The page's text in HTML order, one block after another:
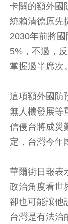
卡關的額外國
統賴清德原先
2030年前將國
5%，不過，
掌握過半席次。
這項額外國防
無人機發展等
信侵台將成災
定，台灣今年
華爾街日報表
政治角度看世
卻也可能讓他
台灣是有法治